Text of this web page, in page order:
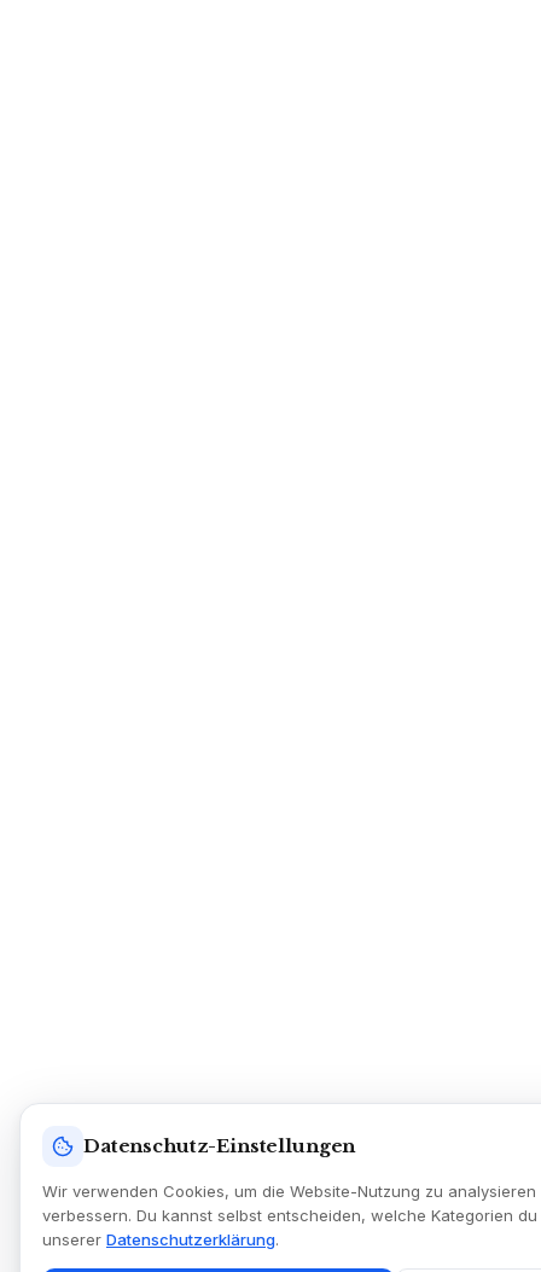
Datenschutz-Einstellungen
Wir verwenden Cookies, um die Website-Nutzung zu
verbessern. Du kannst selbst entscheiden, welche Kategorien
unserer Datenschutzerklärung.